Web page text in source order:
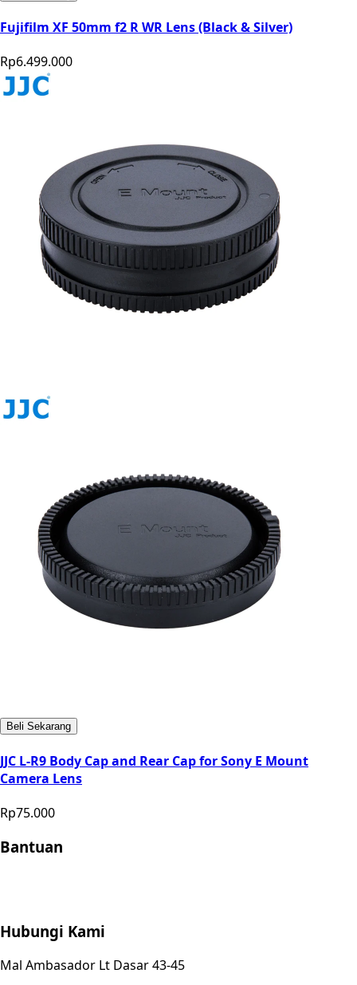
Fujifilm XF 50mm f2 R WR Lens (Black & Silver)
Rp6.499.000
Beli Sekarang
JJC L-R9 Body Cap and Rear Cap for Sony E Mount
Camera Lens
Rp75.000
Bantuan
Hubungi Kami
Mal Ambasador Lt Dasar 43-45